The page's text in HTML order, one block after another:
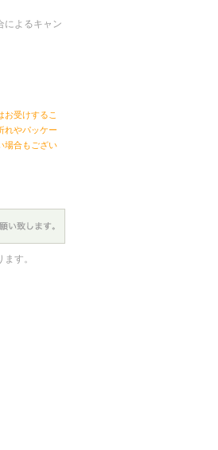
によるキャン
お受けするこ
れやパッケー
場合もござい
す。